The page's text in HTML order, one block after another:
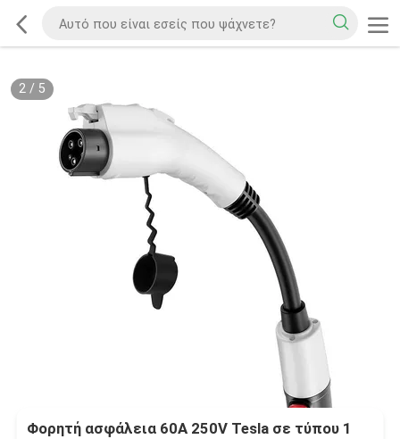
2/ 5
Φορητή ασφάλεια 60A 250V Tesla σε τύπου 1